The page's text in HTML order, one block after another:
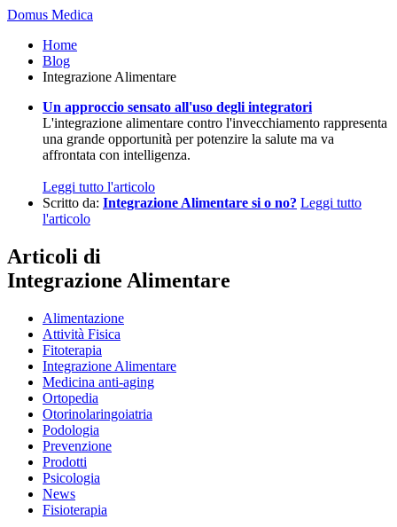
Domus Medica
Home
Blog
Integrazione Alimentare
Un approccio sensato all'uso degli integratori
L'integrazione alimentare contro l'invecchiamento rappresenta
una grande opportunità per potenzire la salute ma va
affrontata con intelligenza.
Leggi tutto l'articolo
Scritto da: Integrazione Alimentare si o no? Leggi tutto
l'articolo
Articoli di
Integrazione Alimentare
Alimentazione
Attività Fisica
Fitoterapia
Integrazione Alimentare
Medicina anti-aging
Ortopedia
Otorinolaringoiatria
Podologia
Prevenzione
Prodotti
Psicologia
News
Fisioterapia